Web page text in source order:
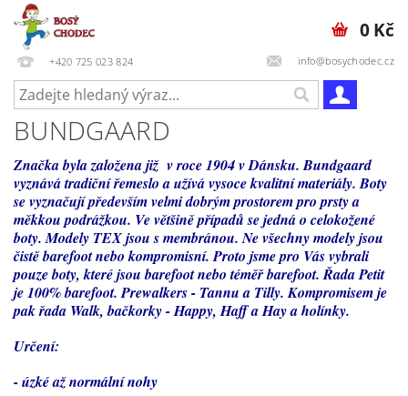
+420 725 023 824 info@bosychodec.cz
0 Kč
BUNDGAARD
Značka byla založena již v roce 1904 v Dánsku. Bundgaard
vyznává tradiční řemeslo a užívá vysoce kvalitní materiály. Boty
se vyznačují především velmi dobrým prostorem pro prsty a
měkkou podrážkou. Ve většině případů se jedná o celokožené
boty. Modely TEX jsou s membránou. Ne všechny modely jsou
čistě barefoot nebo kompromisní. Proto jsme pro Vás vybrali
pouze boty, které jsou barefoot nebo téměř barefoot. Řada Petit
je 100% barefoot. Prewalkers - Tannu a Tilly. Kompromisem je
pak řada Walk, bačkorky - Happy, Haff a Hay a holínky.
Určení:
- úzké až normální nohy